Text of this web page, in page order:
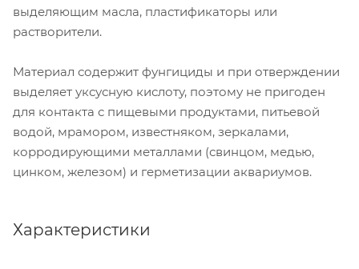
выделяющим масла, пластификаторы или
растворители.
Материал содержит фунгициды и при отверждении
выделяет уксусную кислоту, поэтому не пригоден
для контакта с пищевыми продуктами, питьевой
водой, мрамором, известняком, зеркалами,
корродирующими металлами (свинцом, медью,
цинком, железом) и герметизации аквариумов.
Характеристики